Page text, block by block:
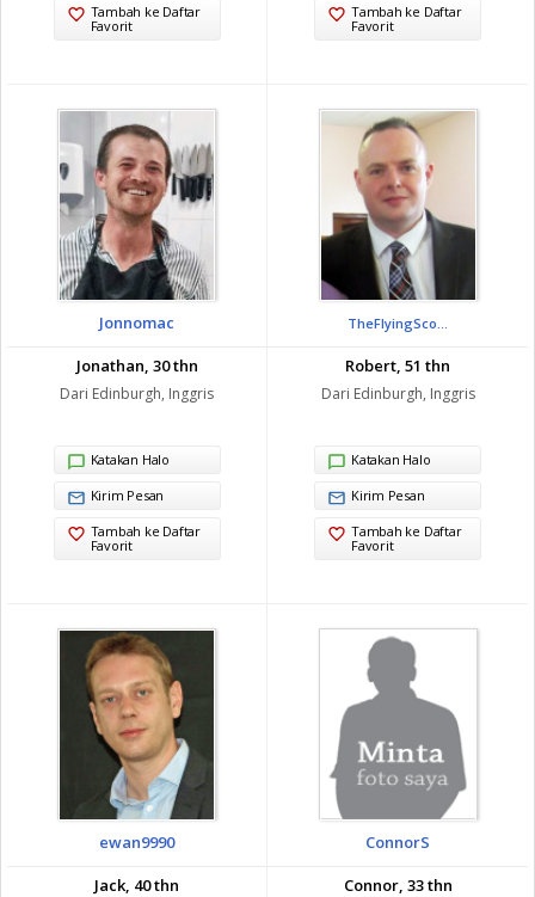
Tambah ke Daftar
Favorit
Tambah ke Daftar
Favorit
Jonnomac
Jonathan, 30 thn
Dari Edinburgh, Inggris
Katakan Halo
Kirim Pesan
Tambah ke Daftar
Favorit
TheFlyingSco...
Robert, 51 thn
Dari Edinburgh, Inggris
Katakan Halo
Kirim Pesan
Tambah ke Daftar
Favorit
ewan9990
Jack, 40 thn
ConnorS
Connor, 33 thn